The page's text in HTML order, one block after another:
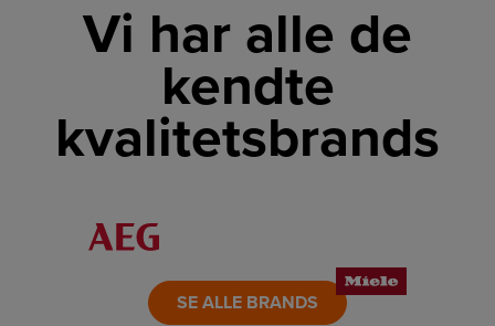
Vi har alle de
kendte
kvalitetsbrands
LINK
SE ALLE BRANDS